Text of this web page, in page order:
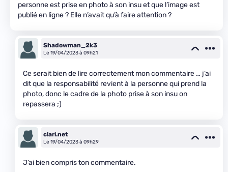
personne est prise en photo à son insu et que l’image est
publié en ligne ? Elle n’avait qu’à faire attention ?
Shadowman_2k3
Le 19/04/2023 à 09h21
Ce serait bien de lire correctement mon commentaire … j’ai
dit que la responsabilité revient à la personne qui prend la
photo, donc le cadre de la photo prise à son insu on
repassera ;)
clari.net
Le 19/04/2023 à 09h29
J’ai bien compris ton commentaire.